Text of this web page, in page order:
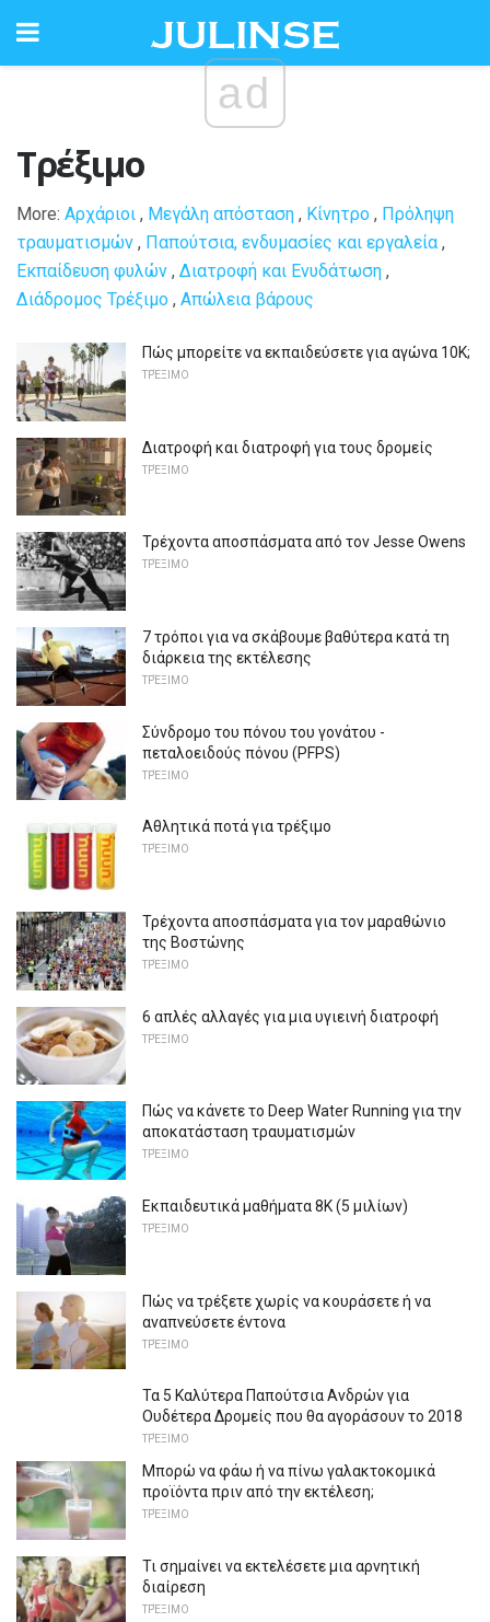
ad
Τρέξιμο
More: Αρχάριοι , Μεγάλη απόσταση , Κίνητρο , Πρόληψη
τραυματισμών , Παπούτσια, ενδυμασίες και εργαλεία ,
Εκπαίδευση φυλών , Διατροφή και Ενυδάτωση ,
Διάδρομος Τρέξιμο , Απώλεια βάρους
Πώς μπορείτε να εκπαιδεύσετε για αγώνα 10K;
ΤΡΈΞΙΜΟ
Διατροφή και διατροφή για τους δρομείς
ΤΡΈΞΙΜΟ
Τρέχοντα αποσπάσματα από τον Jesse Owens
ΤΡΈΞΙΜΟ
7 τρόποι για να σκάβουμε βαθύτερα κατά τη
διάρκεια της εκτέλεσης
ΤΡΈΞΙΜΟ
Σύνδρομο του πόνου του γονάτου -
πεταλοειδούς πόνου (PFPS)
ΤΡΈΞΙΜΟ
Αθλητικά ποτά για τρέξιμο
ΤΡΈΞΙΜΟ
Τρέχοντα αποσπάσματα για τον μαραθώνιο
της Βοστώνης
ΤΡΈΞΙΜΟ
6 απλές αλλαγές για μια υγιεινή διατροφή
ΤΡΈΞΙΜΟ
Πώς να κάνετε το Deep Water Running για την
αποκατάσταση τραυματισμών
ΤΡΈΞΙΜΟ
Εκπαιδευτικά μαθήματα 8K (5 μιλίων)
ΤΡΈΞΙΜΟ
Πώς να τρέξετε χωρίς να κουράσετε ή να
αναπνεύσετε έντονα
ΤΡΈΞΙΜΟ
Τα 5 Καλύτερα Παπούτσια Ανδρών για
Ουδέτερα Δρομείς που θα αγοράσουν το 2018
ΤΡΈΞΙΜΟ
Μπορώ να φάω ή να πίνω γαλακτοκομικά
προϊόντα πριν από την εκτέλεση;
ΤΡΈΞΙΜΟ
Τι σημαίνει να εκτελέσετε μια αρνητική
διαίρεση
ΤΡΈΞΙΜΟ